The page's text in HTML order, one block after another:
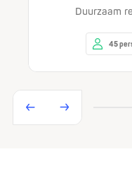
Duurzaam
45